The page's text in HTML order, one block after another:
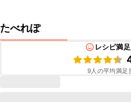
たべれぽ
レシピ満
9人の平均満足